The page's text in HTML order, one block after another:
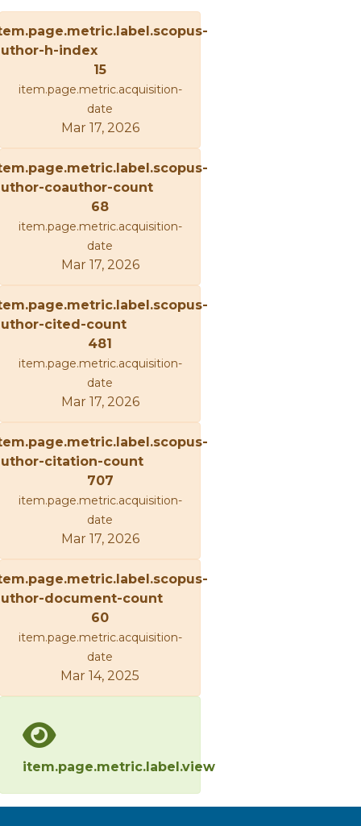
Metrics
h-index
15
item.page.metric.acquisition-
date
Mar 17, 2026
coauthor-count
68
item.page.metric.acquisition-
date
Mar 17, 2026
cited-count
481
item.page.metric.acquisition-
date
Mar 17, 2026
citation-count
707
item.page.metric.acquisition-
date
Mar 17, 2026
document-count
60
item.page.metric.acquisition-
date
Mar 14, 2025
item.page.metric.label.view